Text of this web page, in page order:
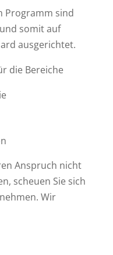
Programm sind
somit auf
ausgerichtet.
die Bereiche
Anspruch nicht
scheuen Sie sich
Wir